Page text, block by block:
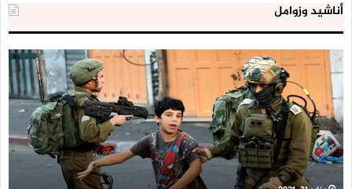
أناشيد وزوامل
العدو
الإسرائيلي
اعتقل
543
طفلا
فلسطينيا
خلال
2020